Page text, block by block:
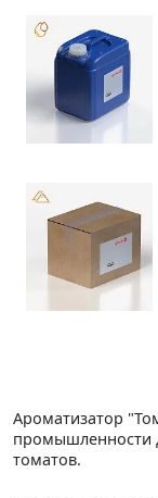
Ароматизатор
промышленности
томатов.